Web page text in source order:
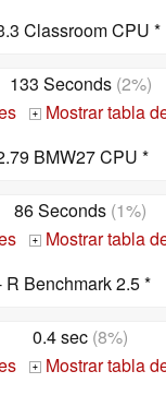
Classroom CPU *
133 Seconds(2%)
+
Mostrar tabla
BMW27 CPU *
86 Seconds (1%)
+
Mostrar tabla
R Benchmark 2.5 *
0.4 sec (8%)
+
Mostrar tabla